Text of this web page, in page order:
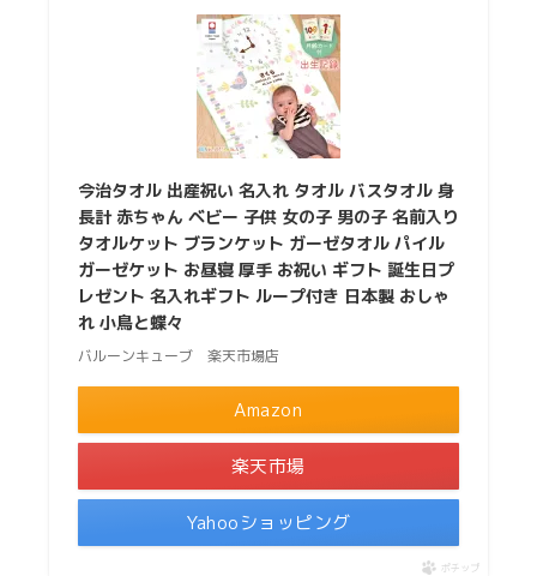
今治タオル 出産祝い 名入れ タオル バスタオル 身
長計 赤ちゃん ベビー 子供 女の子 男の子 名前入り
タオルケット ブランケット ガーゼタオル パイル
ガーゼケット お昼寝 厚手 お祝い ギフト 誕生日プ
レゼント 名入れギフト ループ付き 日本製 おしゃ
れ 小鳥と蝶々
バルーンキューブ 楽天市場店
Amazon
楽天市場
Yahooショッピング
ポチップ